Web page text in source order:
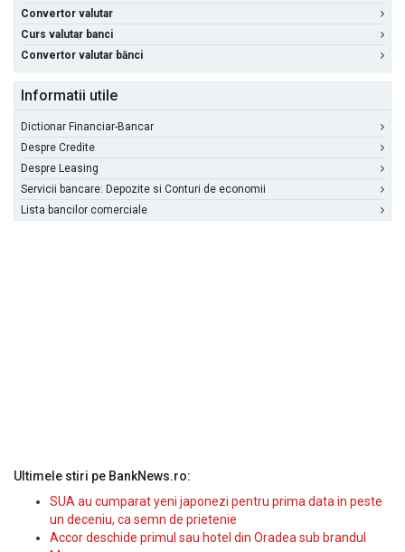
Convertor valutar
Curs valutar banci
Convertor valutar bănci
Informatii utile
Dictionar Financiar-Bancar
Despre Credite
Despre Leasing
Servicii bancare: Depozite si Conturi de economii
Lista bancilor comerciale
Ultimele stiri pe BankNews.ro:
SUA au cumparat yeni japonezi pentru prima data in peste
un deceniu, ca semn de prietenie
Accor deschide primul sau hotel din Oradea sub brandul